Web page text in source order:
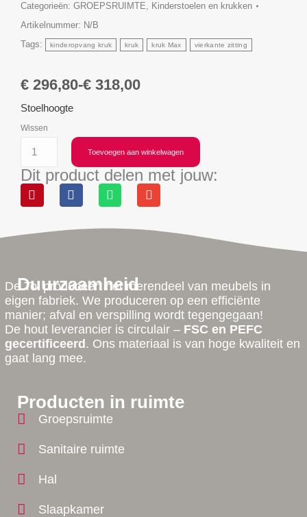
Categorieën: GROEPSRUIMTE, Kinderstoelen en krukken
Artikelnummer: N/B
Tags:
kinderopvang kruk kruk kruk Max vierkante zitting
€ 296,80-€ 318,00
Stoelhoogte
Wissen
Toevoegen aan winkelwagen
Dit product delen met jouw:
Producten in ruimte
Groepsruimte
Sanitaire ruimte
Hal
Slaapkamer
Duurzaamheid
De Tol produceert het merendeel van meubels in
eigen fabriek. We produceren op een efficiënte
manier; afval en verspilling wordt tegengegaan!
De hout leverancier is circulair – FSC en PEFC
gecertificeerd. Ons materiaal is van hoge kwaliteit en
gaat lang mee.